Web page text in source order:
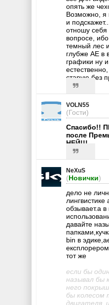
опять же
Возможно, я
и
отношу себя
вопросе,
темный лес
глубже АЕ в
графики ну
старую без
VOLN55
(Гости)
Cпасибо!!
после
НЕЙ!!!
NeXuS
(Новички)
дело не
лингвистике
обзывает.а
давайте
bin в
тот же
если бы
называл бы
него
бы колесом
двигателя,